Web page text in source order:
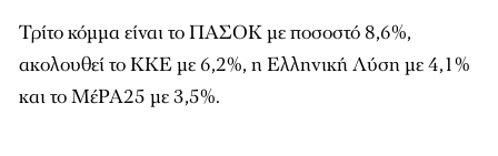
Τρίτο κόμμα είναι το ΠΑΣΟΚ με ποσοστό 8,6%,
ακολουθεί το ΚΚΕ με 6,2%, η Ελληνική Λύση με 4,1%
και το ΜέΡΑ25 με 3,5%.